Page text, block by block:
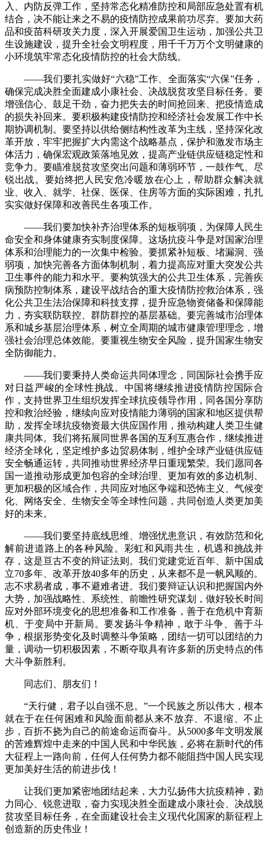
入、内防反弹工作，坚持常态化精准防控和局部应急处置有机
结合，决不能让来之不易的疫情防控成果前功尽弃。要加大药
品和疫苗科研攻关力度，深入开展爱国卫生运动，加强公共卫
生设施建设，提升全社会文明程度，用千千万万个文明健康的
小环境筑牢常态化疫情防控的社会大防线。
——我们要扎实做好“六稳”工作、全面落实“六保”任务，
确保完成决胜全面建成小康社会、决战脱贫攻坚目标任务。要
增强信心、鼓足干劲，奋力把失去的时间抢回来、把疫情造成
的损失补回来。要积极构建疫情防控和经济社会发展工作中长
期协调机制。要坚持以供给侧结构性改革为主线，坚持深化改
革开放，牢牢把握扩大内需这个战略基点，保护和激发市场主
体活力，确保宏观政策落地见效，提高产业链供应链稳定性和
竞争力。要瞄准脱贫攻坚突出问题和薄弱环节，一鼓作气、尽
锐出战。要始终把人民安危冷暖放在心上，帮助群众解决就
业、收入、就学、社保、医保、住房等方面的实际困难，扎扎
实实做好保障和改善民生各项工作。
——我们要加快补齐治理体系的短板弱项，为保障人民生
命安全和身体健康夯实制度保障。这场抗疫斗争是对国家治理
体系和治理能力的一次集中检验。要抓紧补短板、堵漏洞、强
弱项，加快完善各方面体制机制，着力提高应对重大突发公共
卫生事件的能力和水平。要构筑强大的公共卫生体系，完善疾
病预防控制体系，建设平战结合的重大疫情防控救治体系，强
化公共卫生法治保障和科技支撑，提升应急物资储备和保障能
力，夯实联防联控、群防群控的基层基础。要完善城市治理体
系和城乡基层治理体系，树立全周期的城市健康管理理念，增
强社会治理总体效能。要重视生物安全风险，提升国家生物安
全防御能力。
——我们要秉持人类命运共同体理念，同国际社会携手应
对日益严峻的全球性挑战。中国将继续推进疫情防控国际合
作，支持世界卫生组织发挥全球抗疫领导作用，同各国分享防
控和救治经验，继续向应对疫情能力薄弱的国家和地区提供帮
助，发挥全球抗疫物资最大供应国作用，推动构建人类卫生健
康共同体。我们将拓展同世界各国的互利互惠合作，继续推进
经济全球化，坚定维护多边贸易体制，维护全球产业链供应链
安全畅通运转，共同推动世界经济早日重现繁荣。我们愿同各
国一道推动形成更加包容的全球治理、更加有效的多边机制、
更加积极的区域合作，共同应对地区争端和恐怖主义、气候变
化、网络安全、生物安全等全球性问题，共同创造人类更加美
好的未来。
——我们要坚持底线思维、增强忧患意识，有效防范和化
解前进道路上的各种风险。彩虹和风雨共生，机遇和挑战并
存，这是亘古不变的辩证法则。我们党建党近百年、新中国成
立70多年、改革开放40多年的历史，从来都不是一帆风顺的。
志不求易者成，事不避难者进。我们要辩证认识和把握国内外
大势，加强战略性、系统性、前瞻性研究谋划，做好较长时间
应对外部环境变化的思想准备和工作准备，善于在危机中育新
机、于变局中开新局。要发扬斗争精神，敢于斗争、善于斗
争，根据形势变化及时调整斗争策略，团结一切可以团结的力
量，调动一切积极因素，不断夺取具有许多新的历史特点的伟
大斗争新胜利。
同志们、朋友们！
“天行健，君子以自强不息。”一个民族之所以伟大，根本
就在于在任何困难和风险面前都从来不放弃、不退缩、不止
步，百折不挠为自己的前途命运而奋斗。从5000多年文明发展
的苦难辉煌中走来的中国人民和中华民族，必将在新时代的伟
大征程上一路向前，任何人任何势力都不能阻挡中国人民实现
更加美好生活的前进步伐！
让我们更加紧密地团结起来，大力弘扬伟大抗疫精神，勠
力同心、锐意进取，奋力实现决胜全面建成小康社会、决战脱
贫攻坚目标任务，在全面建设社会主义现代化国家的新征程上
创造新的历史伟业！